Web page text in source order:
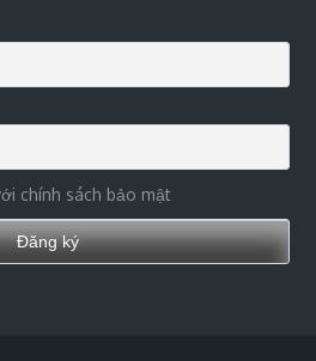
chính sách bảo mật